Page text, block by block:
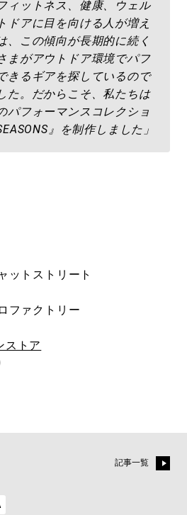
ィットネス、健康、ウェル
ドアに目を向ける人が増え
、この傾向が長期的に続く
まがアウトドア環境でパフ
きるギアを探しているので
た。だからこそ、私たちは
パフォーマンスコレクショ
』を制作しました」
ットストリート
ファクトリー
ストア
記事一覧